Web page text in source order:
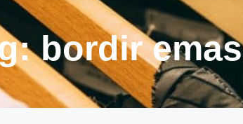
bordir emas